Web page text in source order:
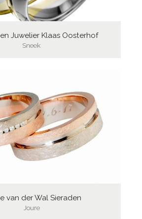
Juwelier Klaas Oosterhof
Sneek
van der Wal Sieraden
Joure